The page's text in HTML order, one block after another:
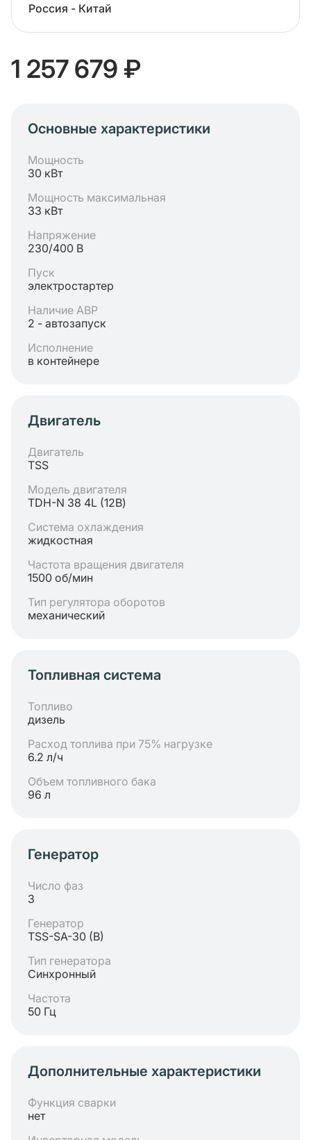
Россия - Китай
1 257 679 ₽
Основные характеристики
Мощность
30 кВт
Мощность максимальная
33 кВт
Напряжение
230/400 В
Пуск
электростартер
Наличие АВР
2 - автозапуск
Исполнение
в контейнере
Двигатель
Двигатель
TSS
Модель двигателя
TDH-N 38 4L (12В)
Система охлаждения
жидкостная
Частота вращения двигателя
1500 об/мин
Тип регулятора оборотов
механический
Топливная система
Топливо
дизель
Расход топлива при 75% нагрузке
6.2 л/ч
Объем топливного бака
96 л
Генератор
Число фаз
3
Генератор
TSS-SA-30 (B)
Тип генератора
Синхронный
Частота
50 Гц
Дополнительные характеристики
Функция сварки
нет